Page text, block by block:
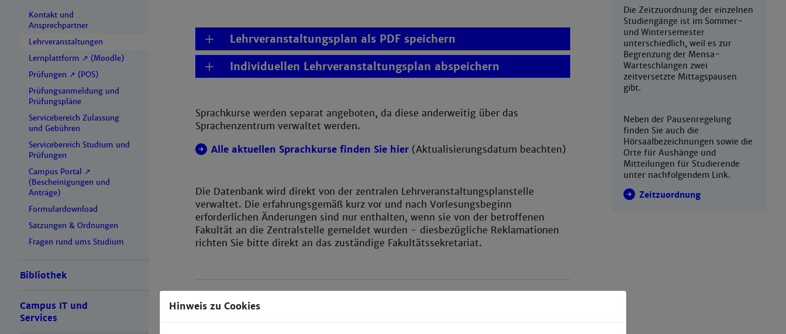
Kontakt und
Ansprechpartner
Lehrveranstaltungen
Lernplattform ↗ (Moodle)
Prüfungen ↗ (POS)
Prüfungsanmeldung und
Prüfungspläne
Servicebereich Zulassung
und Gebühren
Servicebereich Studium und
Prüfungen
Campus Portal ↗
(Bescheinigungen und
Anträge)
Formulardownload
Satzungen & Ordnungen
Fragen rund ums Studium
Bibliothek
Campus IT und
Services
Lehrveranstaltungsplan als PDF speichern
Individuellen Lehrveranstaltungsplan abspeichern
Sprachkurse werden separat angeboten, da diese anderweitig über das
Sprachenzentrum verwaltet werden.
Alle aktuellen Sprachkurse finden Sie hier(Aktualisierungsdatum beachten)
Die Datenbank wird direkt von der zentralen Lehrveranstaltungsplanstelle
verwaltet. Die erfahrungsgemäß kurz vor und nach Vorlesungsbeginn
erforderlichen Änderungen sind nur enthalten, wenn sie von der betroffenen
Fakultät an die Zentralstelle gemeldet wurden - diesbezügliche Reklamationen
richten Sie bitte direkt an das zuständige Fakultätssekretariat.
Die Zeitzuordnung der einzelnen
Studiengänge ist im Sommer-
und Wintersemester
unterschiedlich, weil es zur
Begrenzung der Mensa-
Warteschlangen zwei
zeitversetzte Mittagspausen
gibt.
Neben der Pausenregelung
finden Sie auch die
Hörsaalbezeichnungen sowie die
Orte für Aushänge und
Mitteilungen für Studierende
unter nachfolgendem Link.
Zeitzuordnung
Hinweis zu Cookies